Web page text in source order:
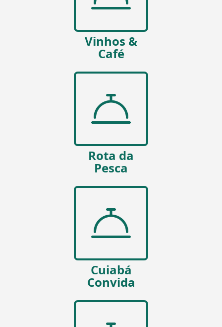
Vinhos &
Café
Rota da
Pesca
Cuiabá
Convida